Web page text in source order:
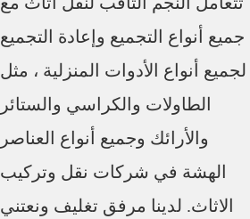
جميع أنواع التجميع وإعادة التجميع
لجميع أنواع الأدوات المنزلية ، مثل
الطاولات والكراسي والستائر
والأرائك وجميع أنواع العناصر
الهشة في شركات نقل وتركيب
الاثاث. لدينا مرفق تغليف ونعتني